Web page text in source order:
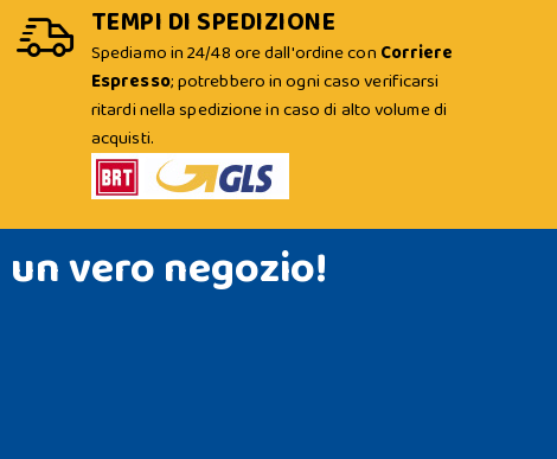
TEMPI DI SPEDIZIONE
Spediamo in 24/48 ore dall'ordine con Corriere
Espresso; potrebbero in ogni caso verificarsi
ritardi nella spedizione in caso di alto volume di
acquisti.
un vero negozio!